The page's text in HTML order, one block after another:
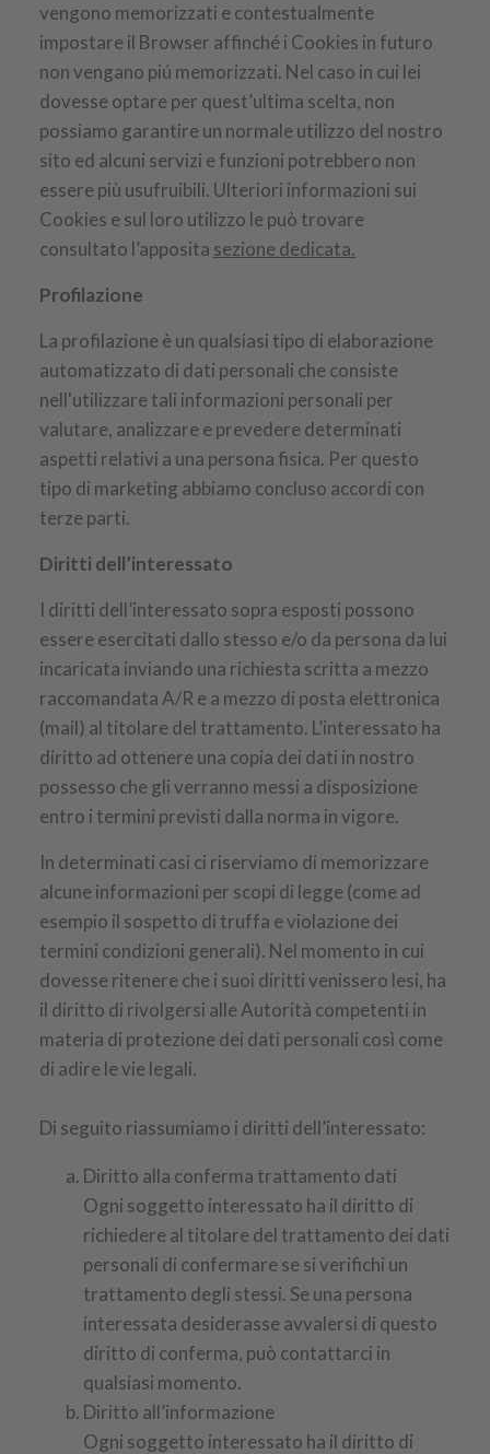
vengono memorizzati e contestualmente
impostare il Browser affinché i Cookies in futuro
non vengano piú memorizzati. Nel caso in cui lei
dovesse optare per quest’ultima scelta, non
possiamo garantire un normale utilizzo del nostro
sito ed alcuni servizi e funzioni potrebbero non
essere più usufruibili. Ulteriori informazioni sui
Cookies e sul loro utilizzo le può trovare
consultato l’apposita sezione dedicata.
Profilazione
La profilazione è un qualsiasi tipo di elaborazione
automatizzato di dati personali che consiste
nell'utilizzare tali informazioni personali per
valutare, analizzare e prevedere determinati
aspetti relativi a una persona fisica. Per questo
tipo di marketing abbiamo concluso accordi con
terze parti.
Diritti dell’interessato
I diritti dell’interessato sopra esposti possono
essere esercitati dallo stesso e/o da persona da lui
incaricata inviando una richiesta scritta a mezzo
raccomandata A/R e a mezzo di posta elettronica
(mail) al titolare del trattamento. L’interessato ha
diritto ad ottenere una copia dei dati in nostro
possesso che gli verranno messi a disposizione
entro i termini previsti dalla norma in vigore.
In determinati casi ci riserviamo di memorizzare
alcune informazioni per scopi di legge (come ad
esempio il sospetto di truffa e violazione dei
termini condizioni generali). Nel momento in cui
dovesse ritenere che i suoi diritti venissero lesi, ha
il diritto di rivolgersi alle Autorità competenti in
materia di protezione dei dati personali così come
di adire le vie legali.
Di seguito riassumiamo i diritti dell’interessato:
Diritto alla conferma trattamento dati
Ogni soggetto interessato ha il diritto di
richiedere al titolare del trattamento dei dati
personali di confermare se si verifichi un
trattamento degli stessi. Se una persona
interessata desiderasse avvalersi di questo
diritto di conferma, può contattarci in
qualsiasi momento.
Diritto all’informazione
Ogni soggetto interessato ha il diritto di